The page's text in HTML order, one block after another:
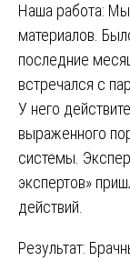
Наша работа: Мы
материалов.
последние
встречался с
У него
выраженного
системы.
экспертов»
действий.
Результат: